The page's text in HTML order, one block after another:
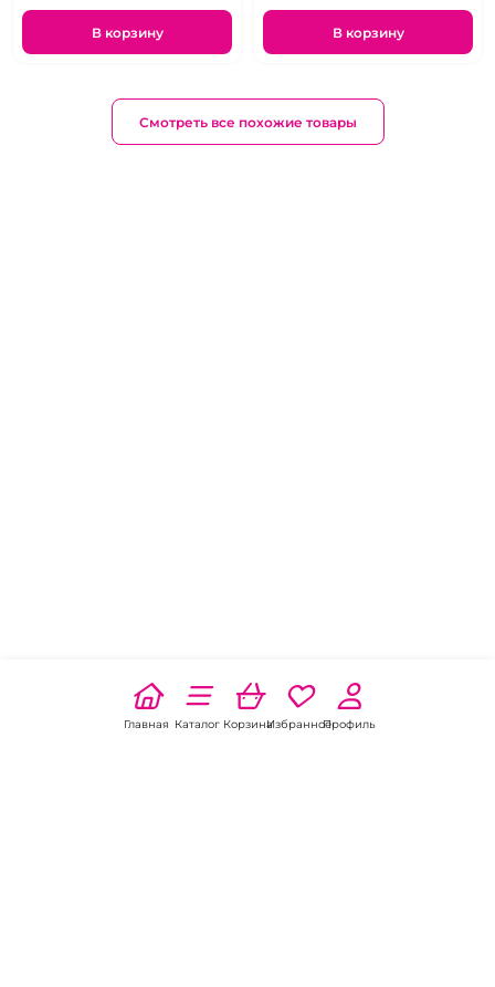
В корзину В корзину
Смотреть все похожие товары
Главная Каталог КорзинаИзбранноеПрофиль